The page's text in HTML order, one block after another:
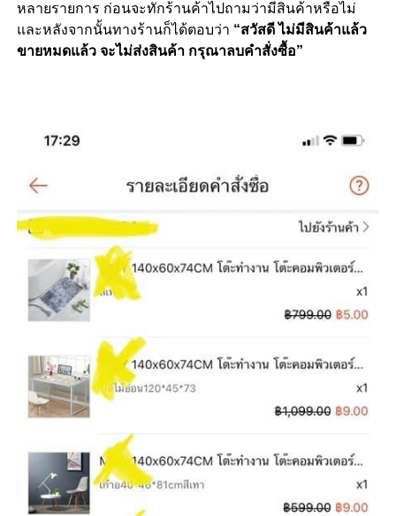
หลายรายการ ก่อนจะทักร้านค้าไปถามว่ามีสินค้าหรือไม่
และหลังจากนั้นทางร้านก็ได้ตอบว่า “สวัสดี ไม่มีสินค้าแล้ว
ขายหมดแล้ว จะไม่ส่งสินค้า กรุณาลบคำสั่งซื้อ”